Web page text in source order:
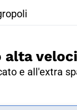
alta
e all'extra